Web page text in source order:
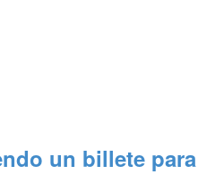
un billete para